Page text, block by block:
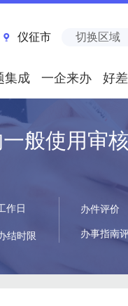
仪征市 切换区域
集成 一企来办 好
般使用审
作日
结时限
办件评价
办事指南